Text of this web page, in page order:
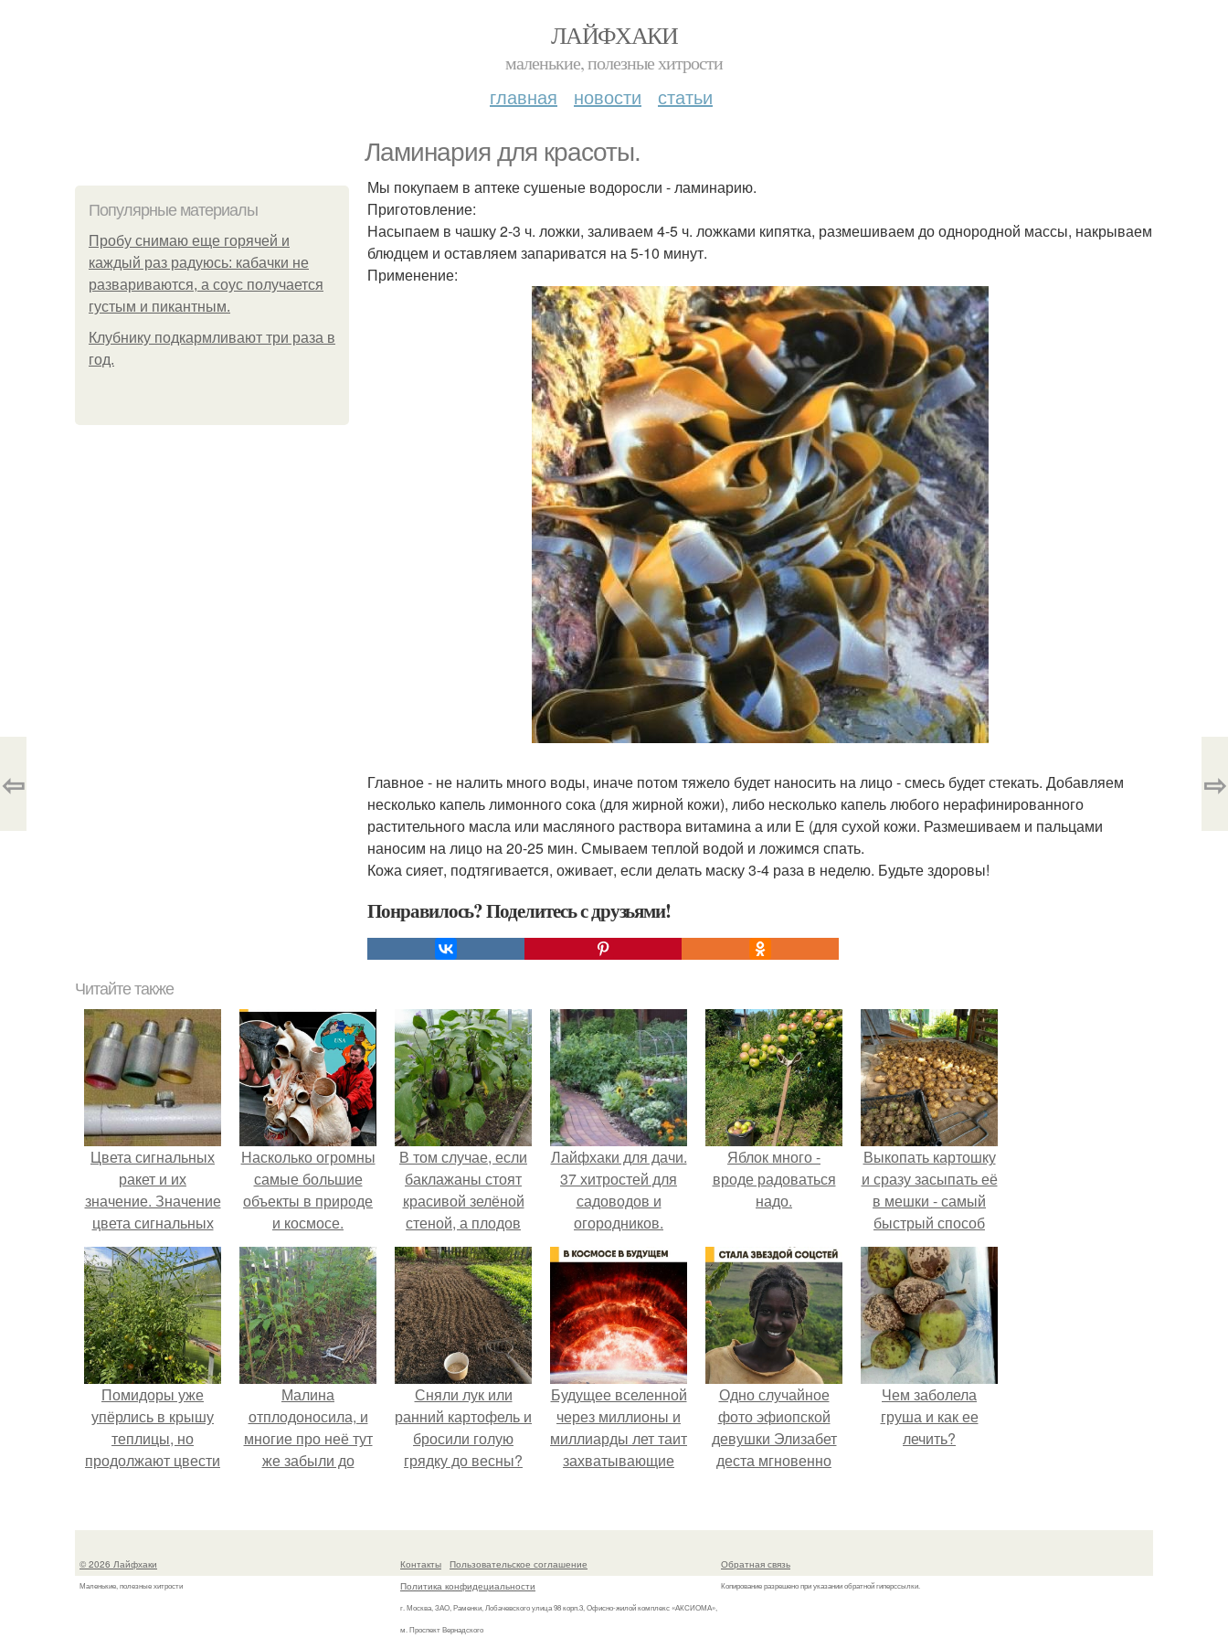
ЛАЙФХАКИ
маленькие, полезные хитрости
главная новости статьи
Ламинария для красоты.
Популярные материалы
Пробу снимаю еще горячей и
каждый раз радуюсь: кабачки не
развариваются, а соус получается
густым и пикантным.
Клубнику подкaрмливают три раза в
гoд.
Мы покупаем в аптеке сушеные водоросли - ламинарию.
Приготовление:
Насыпаем в чашку 2-3 ч. ложки, заливаем 4-5 ч. ложками кипятка, размешиваем до однородной массы, накрываем
блюдцем и оставляем запариватся на 5-10 минут.
Применение:
Главное - не налить много воды, иначе потом тяжело будет наносить на лицо - смесь будет стекать. Добавляем
несколько капель лимонного сока (для жирной кожи), либо несколько капель любого нерафинированного
растительного масла или масляного раствора витамина а или Е (для сухой кожи. Размешиваем и пальцами
наносим на лицо на 20-25 мин. Смываем теплой водой и ложимся спать.
Кожа сияет, подтягивается, оживает, если делать маску 3-4 раза в неделю. Будьте здоровы!
Понравилось? Поделитесь с друзьями!
⇦ ⇨
Читайте также
Цвета сигнальных
ракет и их
значение. Значение
цвета сигнальных
патронов и ракет,
вдруг кому
пригодится.
Насколько огромны
самые большие
объекты в природе
и космосе.
В том случае, если
баклажаны стоят
красивой зелёной
стеной, а плодов
почти не видно -
радоваться тут
нечему.
Лайфхаки для дачи.
37 хитростей для
садоводов и
огородников.
Яблок много -
вроде радоваться
надо.
Выкопать картошку
и сразу засыпать её
в мешки - самый
быстрый способ
спрятать вместе с
урожаем гниль,
порезы и больные
клубни.
Помидоры уже
упёрлись в крышу
теплицы, но
продолжают цвести
Малина
отплодоносила, и
многие про неё тут
же забыли до
Сняли лук или
ранний картофель и
бросили голую
грядку до весны?
Будущее вселенной
через миллионы и
миллиарды лет таит
захватывающие
Одно случайное
фото эфиопской
девушки Элизабет
деста мгновенно
сделало её новой
Чем заболела
груша и как ее
лечить?
© 2026 Лайфхаки
Маленькие, полезные хитрости
Контакты
Пользовательское соглашение
Политика конфидециальности
г. Москва, ЗАО, Раменки, Лобачевского улица 98 корп.3, Офисно-жилой комплекс «АКСИОМА»,
м. Проспект Вернадского
Обратная связь
Копирование разрешено при указании обратной гиперссылки.